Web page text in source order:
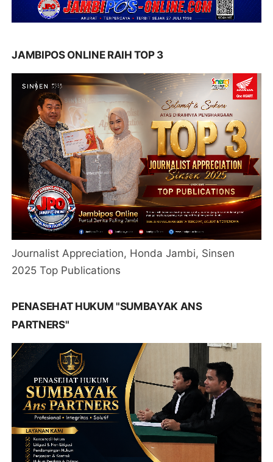
JAMBIPOS ONLINE RAIH TOP 3
Journalist Appreciation, Honda Jambi, Sinsen
2025 Top Publications
PENASEHAT HUKUM "SUMBAYAK ANS
PARTNERS"